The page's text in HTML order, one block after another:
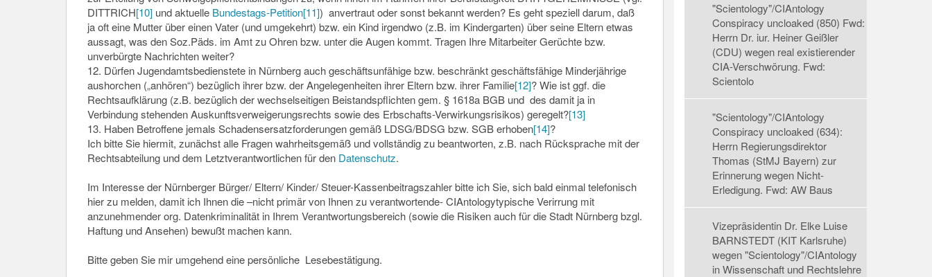
DITTRICH[10]und aktuelle Bundestags-Petition[11]) anvertraut oder sonst bekannt werden? Es geht speziell darum, daß
ja oft eine Mutter über einen Vater (und umgekehrt) bzw. ein Kind irgendwo (z.B. im Kindergarten) über seine Eltern etwas
aussagt, was den Soz.Päds. im Amt zu Ohren bzw. unter die Augen kommt. Tragen Ihre Mitarbeiter Gerüchte bzw.
unverbürgte Nachrichten weiter?
12. Dürfen Jugendamtsbedienstete in Nürnberg auch geschäftsunfähige bzw. beschränkt geschäftsfähige Minderjährige
aushorchen („anhören“) bezüglich ihrer bzw. der Angelegenheiten ihrer Eltern bzw. ihrer Familie[12]? Wie ist ggf. die
Rechtsaufklärung (z.B. bezüglich der wechselseitigen Beistandspflichten gem. § 1618a BGB und des damit ja in
Verbindung stehenden Auskunftsverweigerungsrechts sowie des Erbschafts-Verwirkungsrisikos) geregelt?[13]
13. Haben Betroffene jemals Schadensersatzforderungen gemäß LDSG/BDSG bzw. SGB erhoben[14]?
Ich bitte Sie hiermit, zunächst alle Fragen wahrheitsgemäß und vollständig zu beantworten, z.B. nach Rücksprache mit der
Rechtsabteilung und dem Letztverantwortlichen für den Datenschutz.
Im Interesse der Nürnberger Bürger/ Eltern/ Kinder/ Steuer-Kassenbeitragszahler bitte ich Sie, sich bald einmal telefonisch
hier zu melden, damit ich Ihnen die –nicht primär von Ihnen zu verantwortende- CIAntologytypische Verirrung mit
anzunehmender org. Datenkriminalität in Ihrem Verantwortungsbereich (sowie die Risiken auch für die Stadt Nürnberg bzgl.
Haftung und Ansehen) bewußt machen kann.
Bitte geben Sie mir umgehend eine persönliche Lesebestätigung.
"Scientology"/CIAntology
Conspiracy uncloaked (850) Fwd:
Herrn Dr. iur. Heiner Geißler
(CDU) wegen real existierender
CIA-Verschwörung. Fwd:
Scientolo
"Scientology"/CIAntology
Conspiracy uncloaked (634):
Herrn Regierungsdirektor
Thomas (StMJ Bayern) zur
Erinnerung wegen Nicht-
Erledigung. Fwd: AW Baus
Vizepräsidentin Dr. Elke Luise
BARNSTEDT (KIT Karlsruhe)
wegen "Scientology"/CIAntology
in Wissenschaft und Rechtslehre